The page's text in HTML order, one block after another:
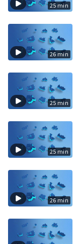
25 min
26 min
25 min
25 min
26 min